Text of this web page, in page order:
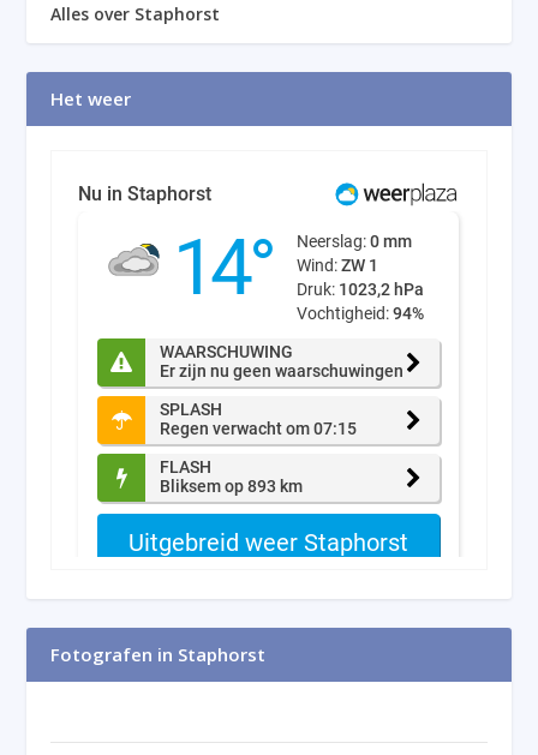
Alles over Staphorst
Het weer
Fotografen in Staphorst